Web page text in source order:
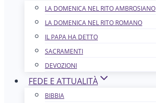
LA DOMENICA NEL R​​​​​​ITO AMBROSIANO
LA DOMENICA NEL RITO ROMANO
IL PAPA HA DETTO
SACRAMENTI
DEVOZIONI
FEDE E ATTUALITÀ
BIBBIA